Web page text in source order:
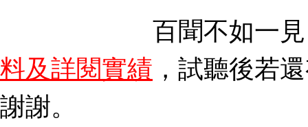
百聞不如一見
料及詳閱實績 ，試聽後若
謝謝。